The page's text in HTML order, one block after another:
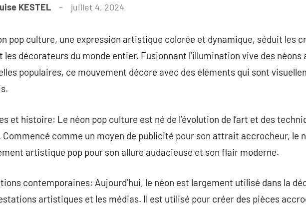
KESTEL juillet 4, 2024
pop culture, une expression artistique colorée et dynamique, séduit les
les décorateurs du monde entier. Fusionnant l’illumination vive des
populaires, ce mouvement décore avec des éléments qui sont
et histoire: Le néon pop culture est né de l’évolution de l’art et des
Commencé comme un moyen de publicité pour son attrait accrocheur, le
artistique pop pour son allure audacieuse et son flair moderne.
contemporaines: Aujourd’hui, le néon est largement utilisé dans la
artistiques et les médias. Il est utilisé pour créer des pièces